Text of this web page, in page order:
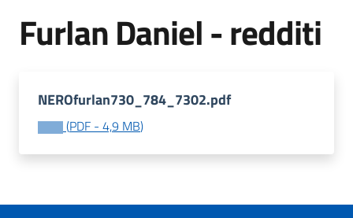
Servizi
Furlan Daniel - redditi
NEROfurlan730_784_7302.pdf
(PDF - 4,9 MB)